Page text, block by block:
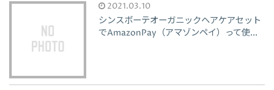
2021.03.10
シンスボーテオーガニックヘアケアセット
でAmazonPay（アマゾンペイ）って使...